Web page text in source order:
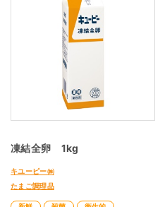
凍結全卵 1kg
キユーピー㈱
たまご調理品